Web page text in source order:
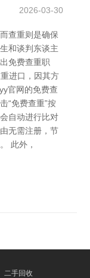
2026-03-30
查重则是确保
和谈判东谈主
免费查重职
进口，因其方
官网的免费查
“免费查重”按
自动进行比对
无需注册，节
此外，
二手回收